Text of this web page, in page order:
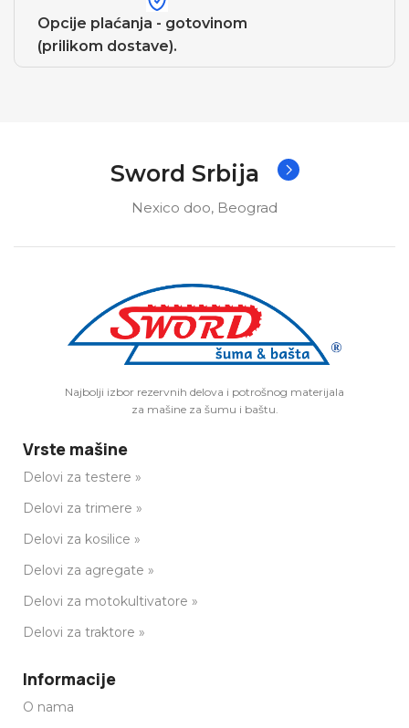
Opcije plaćanja - gotovinom
(prilikom dostave).
Sword Srbija
Nexico doo, Beograd
Najbolji izbor rezervnih delova i potrošnog materijala
za mašine za šumu i baštu.
Vrste mašine
Delovi za testere »
Delovi za trimere »
Delovi za kosilice »
Delovi za agregate »
Delovi za motokultivatore »
Delovi za traktore »
Informacije
O nama